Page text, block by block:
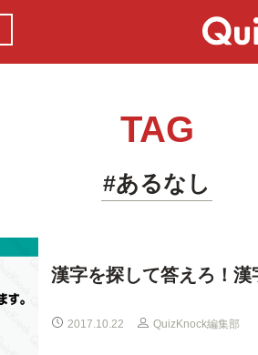
TAG
#あるなし
漢字を探して答えろ！漢
2017.10.22 QuizKnock編集部